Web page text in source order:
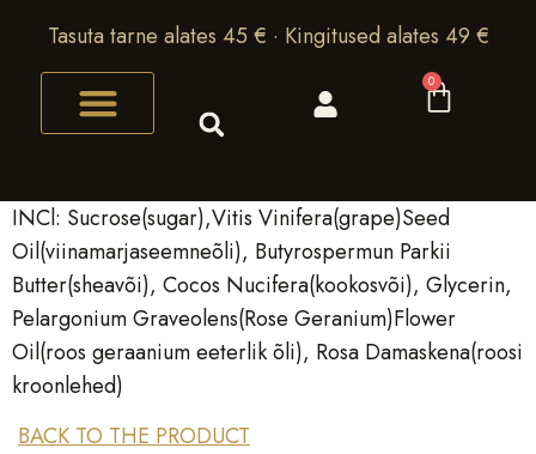
Tasuta tarne alates 45 € · Kingitused alates 49 €
0
INCl: Sucrose(sugar),Vitis Vinifera(grape)Seed
Oil(viinamarjaseemneõli), Butyrospermun Parkii
Butter(sheavõi), Cocos Nucifera(kookosvõi), Glycerin,
Pelargonium Graveolens(Rose Geranium)Flower
Oil(roos geraanium eeterlik õli), Rosa Damaskena(roosi
kroonlehed)
BACK TO THE PRODUCT